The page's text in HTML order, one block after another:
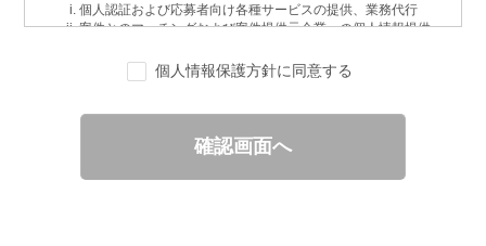
個人認証および応募者向け各種サービスの提供、業務代行
案件とのマッチングおよび案件提供元企業への個人情報提供
サービスに関するご意見、お問い合わせへの回答
ご要望の分析、各種統計データの算出と分析
当社運営のウェブサイト訪問前にクリックされている広告の情
報（クリック日や広告掲載サイトなど）を取得のうえ、情報と
照合して広告効果を測定
個人情報の第三者提供について
個人情報保護方針に同意する
確認画面へ